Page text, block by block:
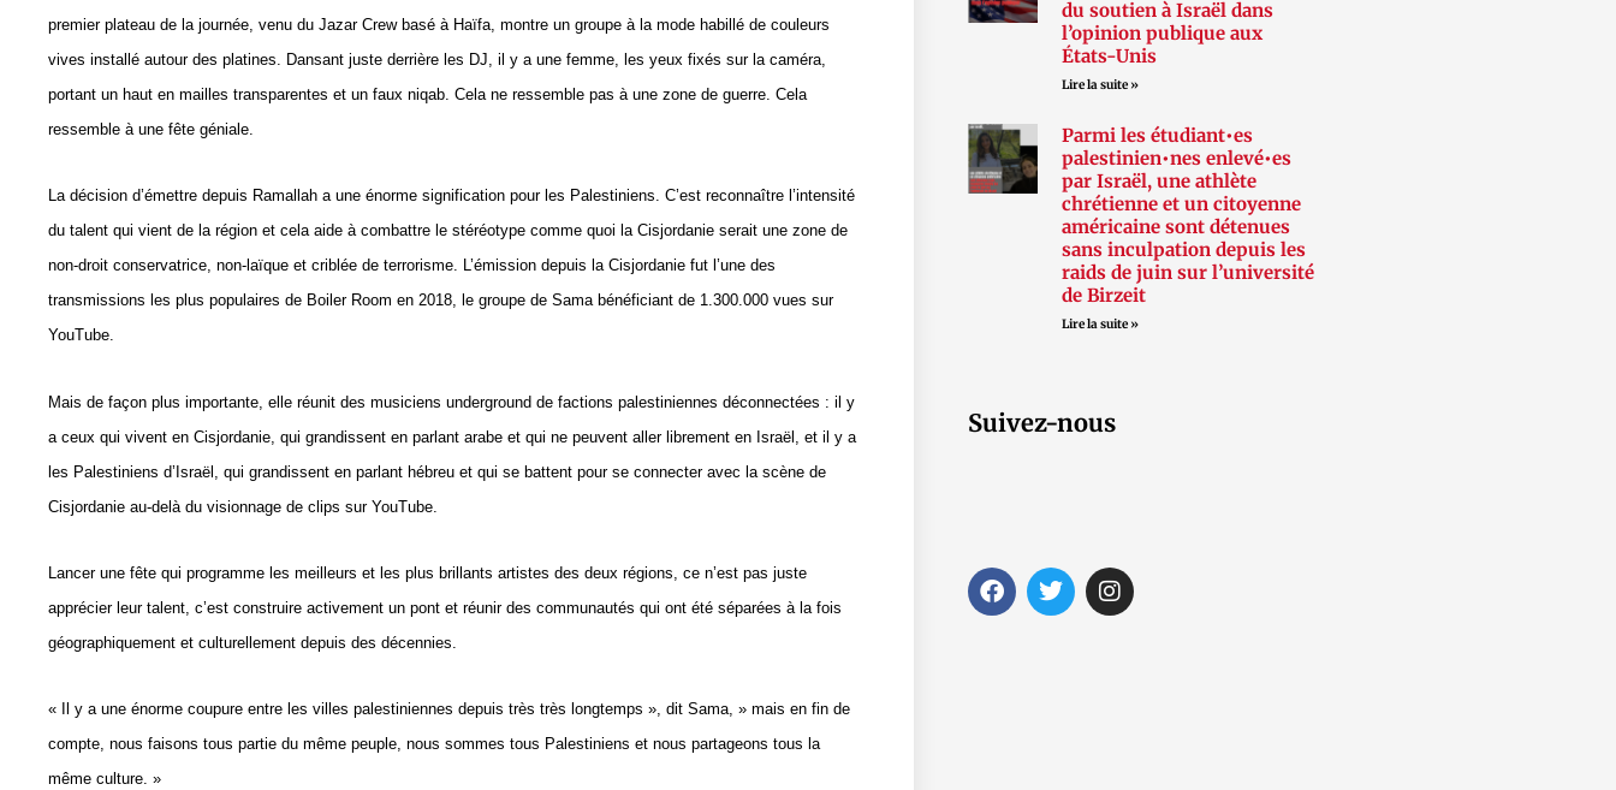
premier plateau de la journée, venu du Jazar Crew basé à Haïfa, montre un groupe à la mode habillé de couleurs
vives installé autour des platines. Dansant juste derrière les DJ, il y a une femme, les yeux fixés sur la caméra,
portant un haut en mailles transparentes et un faux niqab. Cela ne ressemble pas à une zone de guerre. Cela
ressemble à une fête géniale.
La décision d’émettre depuis Ramallah a une énorme signification pour les Palestiniens. C’est reconnaître l’intensité
du talent qui vient de la région et cela aide à combattre le stéréotype comme quoi la Cisjordanie serait une zone de
non-droit conservatrice, non-laïque et criblée de terrorisme. L’émission depuis la Cisjordanie fut l’une des
transmissions les plus populaires de Boiler Room en 2018, le groupe de Sama bénéficiant de 1.300.000 vues sur
YouTube.
Mais de façon plus importante, elle réunit des musiciens underground de factions palestiniennes déconnectées : il y
a ceux qui vivent en Cisjordanie, qui grandissent en parlant arabe et qui ne peuvent aller librement en Israël, et il y a
les Palestiniens d’Israël, qui grandissent en parlant hébreu et qui se battent pour se connecter avec la scène de
Cisjordanie au-delà du visionnage de clips sur YouTube.
Lancer une fête qui programme les meilleurs et les plus brillants artistes des deux régions, ce n’est pas juste
apprécier leur talent, c’est construire activement un pont et réunir des communautés qui ont été séparées à la fois
géographiquement et culturellement depuis des décennies.
« Il y a une énorme coupure entre les villes palestiniennes depuis très très longtemps », dit Sama, » mais en fin de
compte, nous faisons tous partie du même peuple, nous sommes tous Palestiniens et nous partageons tous la
même culture. »
du soutien à Israël dans
l’opinion publique aux
États-Unis
Lire la suite »
Parmi les étudiant•es
palestinien•nes enlevé•es
par Israël, une athlète
chrétienne et un citoyenne
américaine sont détenues
sans inculpation depuis les
raids de juin sur l’université
de Birzeit
Lire la suite »
Suivez-nous
F
a
T
w
I
n